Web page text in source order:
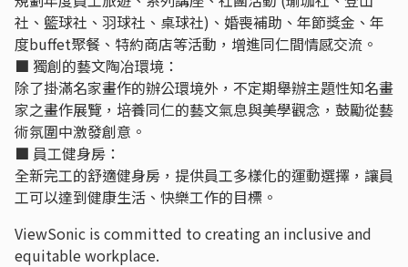
社、籃球社、羽球社、桌球社)、婚喪補助、年節獎金、年
度buffet聚餐、特約商店等活動，增進同仁間情感交流。
■ 獨創的藝文陶冶環境：
除了掛滿名家畫作的辦公環境外，不定期舉辦主題性知名畫
家之畫作展覽，培養同仁的藝文氣息與美學觀念，鼓勵從藝
術氛圍中激發創意。
■ 員工健身房：
全新完工的舒適健身房，提供員工多樣化的運動選擇，讓員
工可以達到健康生活、快樂工作的目標。
ViewSonic is committed to creating an inclusive and
equitable workplace.